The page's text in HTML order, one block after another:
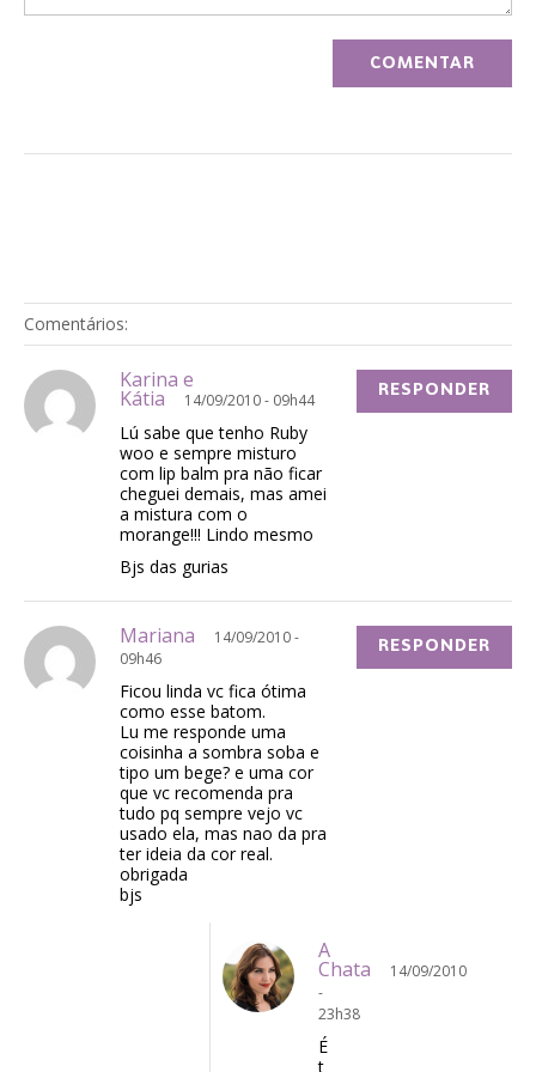
Comentários:
Karina e
Kátia 14/09/2010 - 09h44
Lú sabe que tenho Ruby
woo e sempre misturo
com lip balm pra não ficar
cheguei demais, mas amei
a mistura com o
morange!!! Lindo mesmo
Bjs das gurias
RESPONDER
Mariana
14/09/2010 -
09h46
Ficou linda vc fica ótima
como esse batom.
Lu me responde uma
coisinha a sombra soba e
tipo um bege? e uma cor
que vc recomenda pra
tudo pq sempre vejo vc
usado ela, mas nao da pra
ter ideia da cor real.
obrigada
bjs
RESPONDER
A
Chata
14/09/2010
-
23h38
É
t